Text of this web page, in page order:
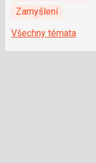
Zamyšlení
Všechny témata